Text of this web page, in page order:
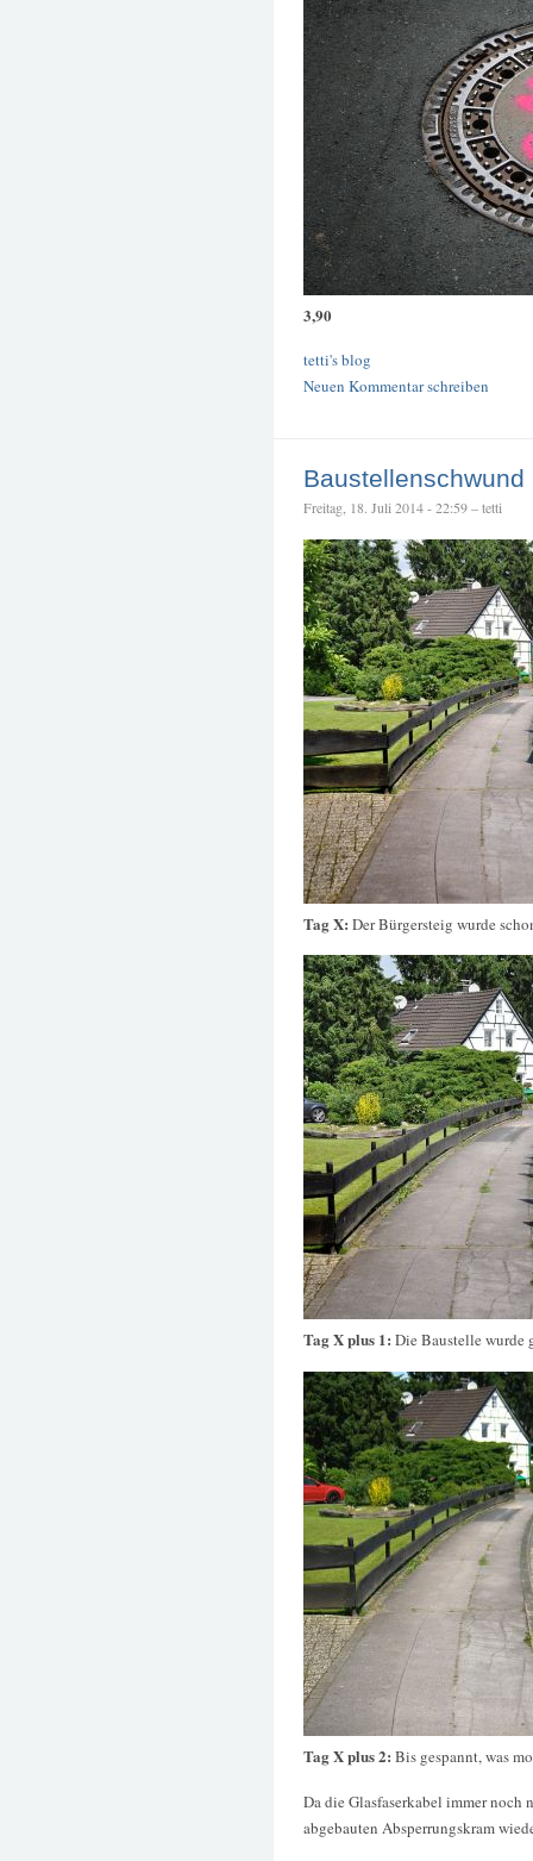
3,90
tetti's blog
Neuen Kommentar schreiben
Baustellenschwund
Freitag, 18. Juli 2014 - 22:59 – tetti
Tag X: Der Bürgersteig wurde
Tag X plus 1: Die Baustelle wurde
Tag X plus 2: Bis gespannt, was
Da die Glasfaserkabel immer
abgebauten Absperrungskram